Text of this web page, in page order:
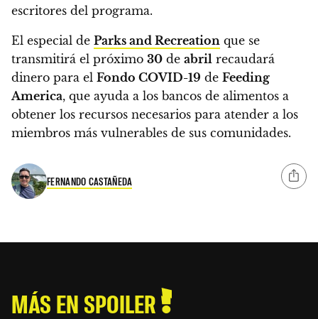
escritores del programa.
El especial de Parks and Recreation que se
transmitirá el próximo 30 de abril recaudará
dinero para el Fondo COVID-19 de Feeding
America, que ayuda a los bancos de alimentos a
obtener los recursos necesarios para atender a los
miembros más vulnerables de sus comunidades.
FERNANDO CASTAÑEDA
MÁS EN SPOILER